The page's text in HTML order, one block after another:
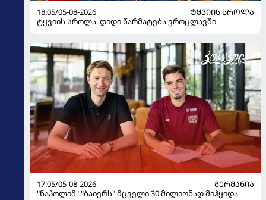
18:05/05-08-2026
ᲢᲧᲕᲘᲘᲡ ᲡᲠᲝᲚᲐ
ტყვიის სროლა. დიდი წარმატება ვროცლავში
17:05/05-08-2026
ᲒᲔᲠᲛᲐᲜᲘᲐ
"ნაპოლიმ" "ბაიერს" მცველი 30 მილიონად მიჰყიდა